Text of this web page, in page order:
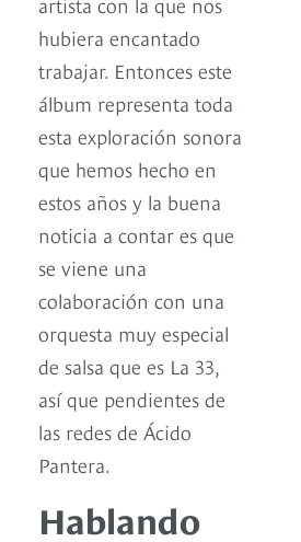
hubiera encantado
trabajar. Entonces este
álbum representa toda
esta exploración sonora
que hemos hecho en
estos años y la buena
noticia a contar es que
se viene una
colaboración con una
orquesta muy especial
de salsa que es La 33,
así que pendientes de
las redes de Ácido
Pantera.
Hablando